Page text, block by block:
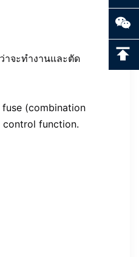
จะทํางานและตัด
(combination
function.